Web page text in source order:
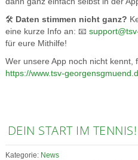
🛠️ Daten stimmen nicht ganz?
eine kurze Info an: 📧
für eure Mithilfe!
Wer unsere App noch nicht kennt,
https://www.tsv-
DEIN START IM
Kategorie: News